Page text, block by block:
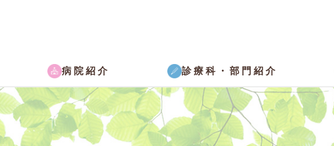
病院紹介 診療科・部門紹介